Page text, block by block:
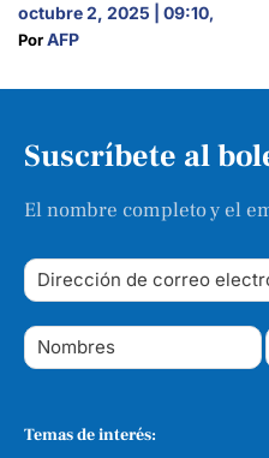
octubre 2, 2025 | 09:10,
Por AFP
Suscríbete al
El nombre completo y el
Temas de interés: